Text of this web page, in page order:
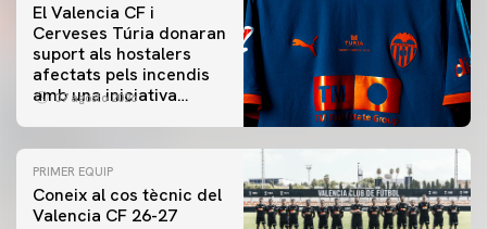
El Valencia CF i
Cerveses Túria donaran
suport als hostalers
afectats pels incendis
amb una iniciativa
07 agosto 2026
PRIMER EQUIP
Coneix al cos tècnic del
Valencia CF 26-27